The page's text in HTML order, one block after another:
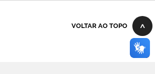
VOLTAR AO TOPO